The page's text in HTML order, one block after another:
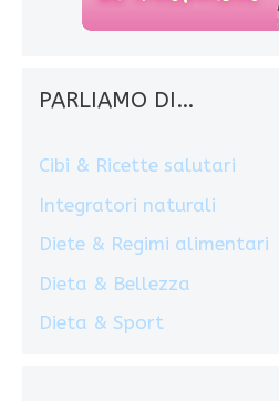
PARLIAMO DI…
Cibi & Ricette salutari
Integratori naturali
Diete & Regimi alimentari
Dieta & Bellezza
Dieta & Sport